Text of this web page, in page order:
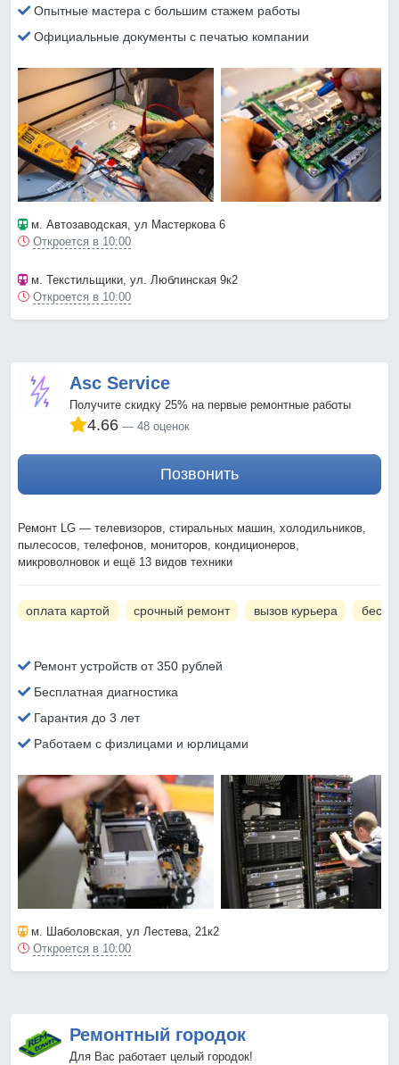
Опытные мастера с большим стажем работы
Официальные документы с печатью компании
м. Автозаводская, ул Мастеркова 6
Откроется в 10:00
м. Текстильщики, ул. Люблинская 9к2
Откроется в 10:00
Asc Service
Получите скидку 25% на первые ремонтные работы
4.66 48 оценок
Позвонить
Ремонт LG — телевизоров, стиральных машин, холодильников,
пылесосов, телефонов, мониторов, кондиционеров,
микроволновок и ещё 13 видов техники
оплата картой срочный ремонт вызов курьера
Ремонт устройств от 350 рублей
Бесплатная диагностика
Гарантия до 3 лет
Работаем с физлицами и юрлицами
м. Шаболовская, ул Лестева, 21к2
Откроется в 10:00
Ремонтный городок
Для Вас работает целый городок!